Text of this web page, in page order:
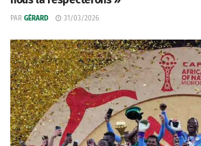
PAR GÉRARD 31/03/2026